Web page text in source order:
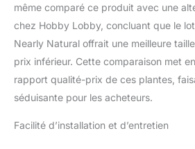
même comparé ce produit avec une
chez Hobby Lobby, concluant que le
Nearly Natural offrait une meilleure
prix inférieur. Cette comparaison met
rapport qualité-prix de ces plantes,
séduisante pour les acheteurs.
Facilité d’installation et d’entretien